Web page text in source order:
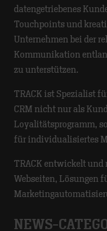
datengetriebenes
Touchpoints und
Unternehmen bei der
Kommunikation
zu unterstützen.
TRACK ist Spezialist
CRM nicht nur als
Loyalitätsprogramm,
für individualisiertes
TRACK entwickelt
Webseiten, Lösungen
NEWS-